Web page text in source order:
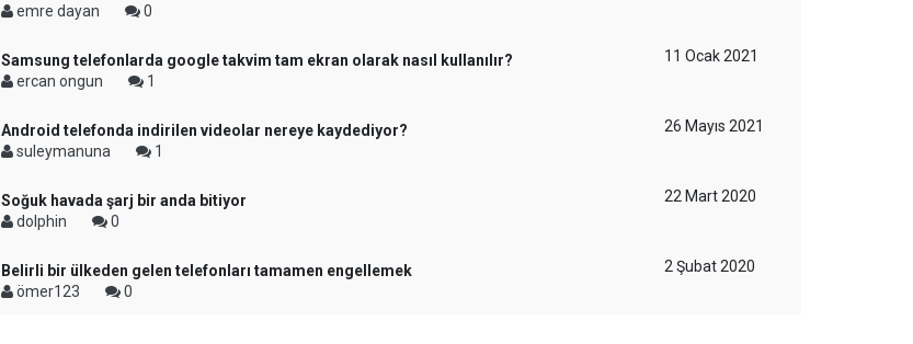
emre dayan
0
Samsung telefonlarda google takvim tam ekran olarak nasıl kullanılır?
ercan ongun
1
11 Ocak 2021
Android telefonda indirilen videolar nereye kaydediyor?
suleymanuna
1
26 Mayıs 2021
Soğuk havada şarj bir anda bitiyor
dolphin
0
22 Mart 2020
Belirli bir ülkeden gelen telefonları tamamen engellemek
ömer123
0
2 Şubat 2020